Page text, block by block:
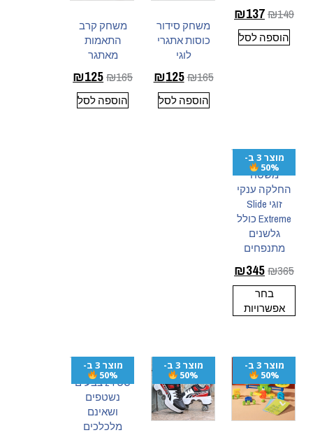
₪149
₪137
הוספה לסל
משחק סידור
כוסות אתגרי
לוגי
₪165
₪125
הוספה לסל
משחק קרב
התאמות
מאתגר
₪165
₪125
הוספה לסל
מוצר 3 ב-
50%
משטח
החלקה ענקי
זוגי Slide
Extreme כולל
גלשנים
מתנפחים
₪365
₪345
בחר
אפשרויות
מוצר 3 ב-
50%
מוצר 3 ב-
50%
מוצר 3 ב-
50%
סט 24 צבעים
נשטפים
ושאינם
מלכלכים